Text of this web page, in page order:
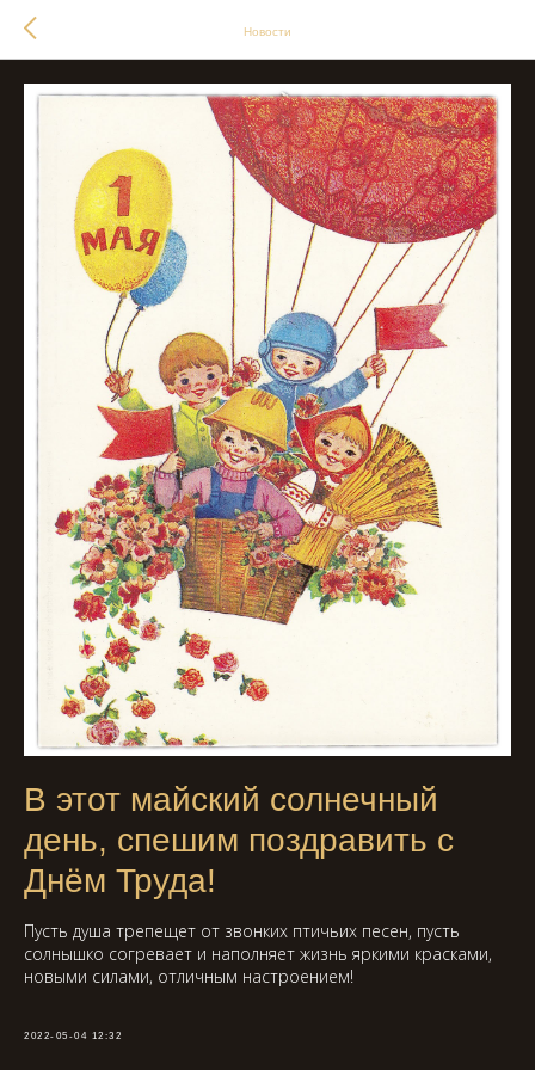
Новости
В этот майский солнечный
день, спешим поздравить с
Днём Труда!
Пусть душа трепещет от звонких птичьих песен, пусть
солнышко согревает и наполняет жизнь яркими красками,
новыми силами, отличным настроением!
2022-05-04 12:32